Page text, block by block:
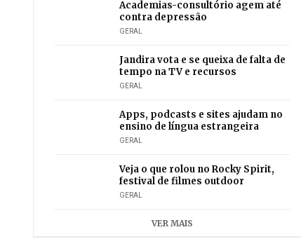
Academias-consultório agem até
contra depressão
GERAL
Jandira vota e se queixa de falta de
tempo na TV e recursos
GERAL
Apps, podcasts e sites ajudam no
ensino de língua estrangeira
GERAL
Veja o que rolou no Rocky Spirit,
festival de filmes outdoor
GERAL
VER MAIS